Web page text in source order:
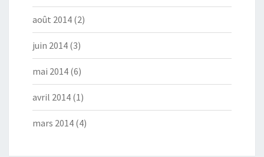
août 2014 (2)
juin 2014 (3)
mai 2014 (6)
avril 2014 (1)
mars 2014 (4)